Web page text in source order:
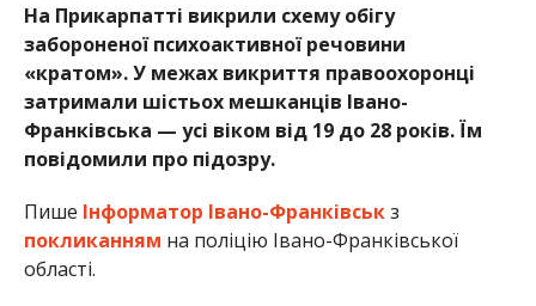
На Прикарпатті викрили схему обігу
забороненої психоактивної речовини
«кратом». У межах викриття правоохоронці
затримали шістьох мешканців Івано-
Франківська — усі віком від 19 до 28 років. Їм
повідомили про підозру.
Пише Інформатор Івано-Франківськз
покликанням на поліцію Івано-Франківської
області.